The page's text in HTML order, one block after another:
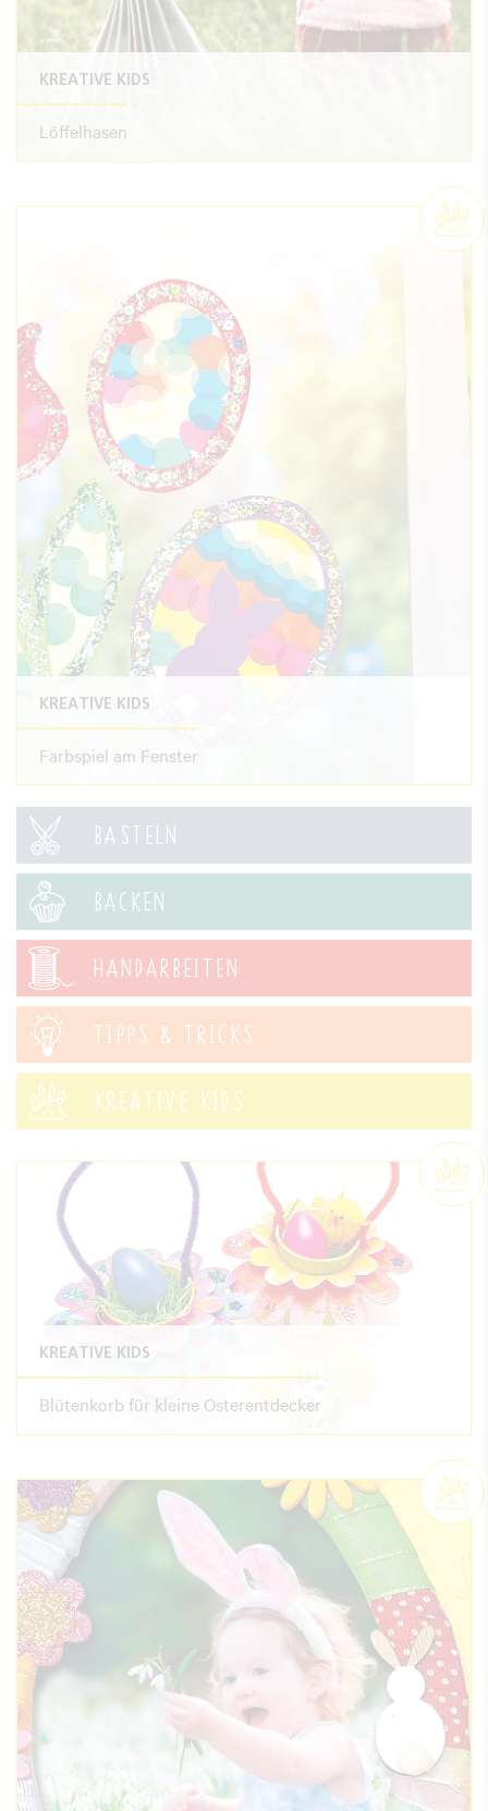
KREATIVE KIDS
Löffelhasen
KREATIVE KIDS
Farbspiel am Fenster
BASTELN
BACKEN
HANDARBEITEN
TIPPS & TRICKS
KREATIVE KIDS
KREATIVE KIDS
Blütenkorb für kleine Osterentdecker